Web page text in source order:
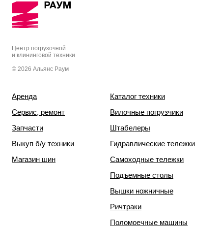
Центр погрузочной
и клининговой техники
© 2026 Альянс Раум
Аренда
Сервис, ремонт
Запчасти
Выкуп б/у техники
Магазин шин
Каталог техники
Вилочные погрузчики
Штабелеры
Гидравлические тележки
Самоходные тележки
Подъемные столы
Вышки ножничные
Ричтраки
Поломоечные машины